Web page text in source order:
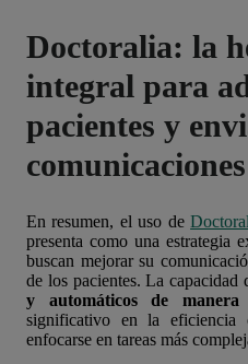
Doctoralia: la
integral para
pacientes y
comunicaciones
En resumen, el uso de
presenta como una estrategia
buscan mejorar su
de los pacientes. La capacidad
y automáticos de manera
significativo en la eficiencia
enfocarse en tareas más